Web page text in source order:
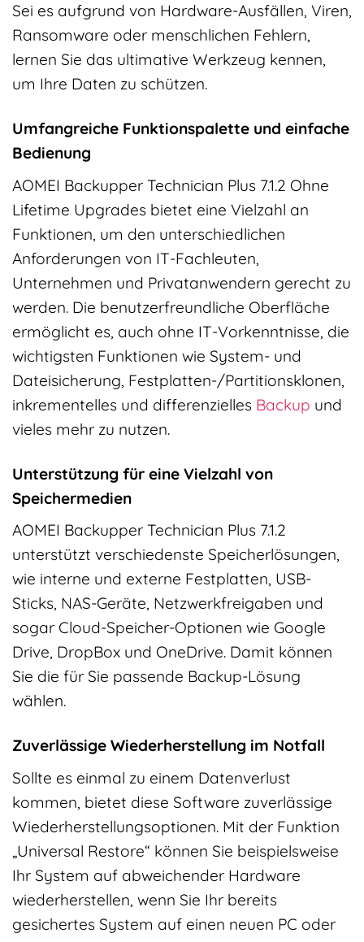
Sei es aufgrund von Hardware-Ausfällen, Viren,
Ransomware oder menschlichen Fehlern,
lernen Sie das ultimative Werkzeug kennen,
um Ihre Daten zu schützen.
Umfangreiche Funktionspalette und einfache
Bedienung
AOMEI Backupper Technician Plus 7.1.2 Ohne
Lifetime Upgrades bietet eine Vielzahl an
Funktionen, um den unterschiedlichen
Anforderungen von IT-Fachleuten,
Unternehmen und Privatanwendern gerecht zu
werden. Die benutzerfreundliche Oberfläche
ermöglicht es, auch ohne IT-Vorkenntnisse, die
wichtigsten Funktionen wie System- und
Dateisicherung, Festplatten-/Partitionsklonen,
inkrementelles und differenzielles Backup und
vieles mehr zu nutzen.
Unterstützung für eine Vielzahl von
Speichermedien
AOMEI Backupper Technician Plus 7.1.2
unterstützt verschiedenste Speicherlösungen,
wie interne und externe Festplatten, USB-
Sticks, NAS-Geräte, Netzwerkfreigaben und
sogar Cloud-Speicher-Optionen wie Google
Drive, DropBox und OneDrive. Damit können
Sie die für Sie passende Backup-Lösung
wählen.
Zuverlässige Wiederherstellung im Notfall
Sollte es einmal zu einem Datenverlust
kommen, bietet diese Software zuverlässige
Wiederherstellungsoptionen. Mit der Funktion
„Universal Restore“ können Sie beispielsweise
Ihr System auf abweichender Hardware
wiederherstellen, wenn Sie Ihr bereits
gesichertes System auf einen neuen PC oder